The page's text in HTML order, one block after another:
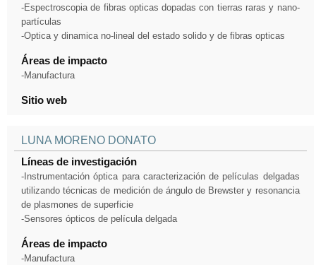
-Espectroscopia de fibras opticas dopadas con tierras raras y nano-
partículas
-Optica y dinamica no-lineal del estado solido y de fibras opticas
Áreas de impacto
-Manufactura
Sitio web
LUNA MORENO DONATO
Líneas de investigación
-Instrumentación óptica para caracterización de películas delgadas
utilizando técnicas de medición de ángulo de Brewster y resonancia
de plasmones de superficie
-Sensores ópticos de película delgada
Áreas de impacto
-Manufactura